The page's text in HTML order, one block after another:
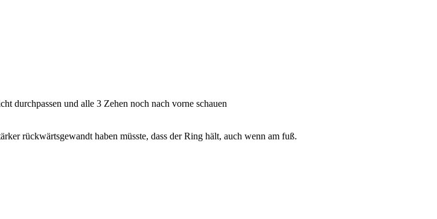
durchpassen und alle 3 Zehen noch nach vorne schauen
rückwärtsgewandt haben müsste, dass der Ring hält, auch wenn am fuß.